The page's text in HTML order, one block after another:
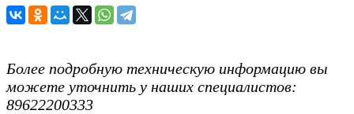
Более подробную техническую информацию вы
можете уточнить у наших специалистов:
89622200333